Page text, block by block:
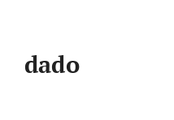
dado